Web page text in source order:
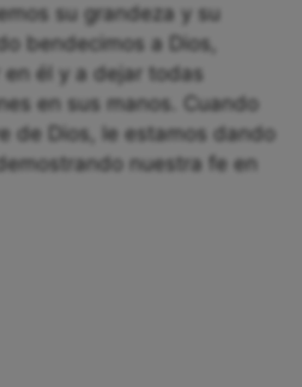
su grandeza y su
bendecimos a Dios,
él y a dejar todas
en sus manos. Cuando
de Dios, le estamos dando
nuestra fe en